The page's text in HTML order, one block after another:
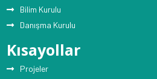
Bilim Kurulu
Danışma Kurulu
Kısayollar
Projeler